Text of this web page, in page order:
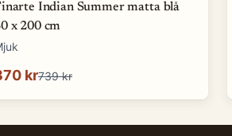
Indian Summer matta blå
x 200 cm
kr739 kr